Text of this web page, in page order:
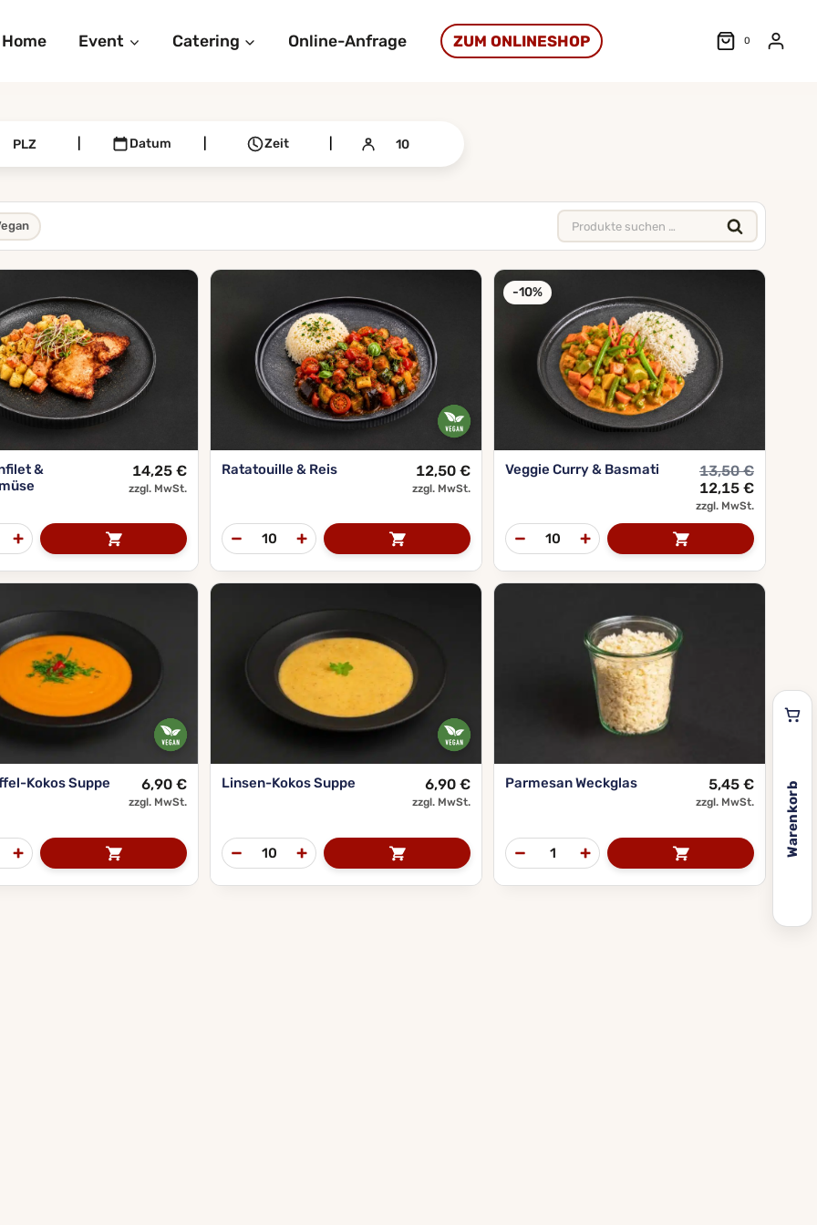
Home Event Catering Online-Anfrage ZUM ONLINESHOP 0
Datum Zeit
Warenkorb
Suchen
nach:
&
14,25 €
zzgl. MwSt.
Ratatouille & Reis 12,50 €
zzgl. MwSt.
-10%
Veggie Curry & Basmati 13,50€
Ursprünglicher
Preis
war:
13,50 €
12,15 €Aktueller
zzgl. MwSt.
Kokos Suppe 6,90 €
zzgl. MwSt.
Linsen-Kokos Suppe 6,90 €
zzgl. MwSt.
Parmesan Weckglas 5,45 €
zzgl. MwSt.